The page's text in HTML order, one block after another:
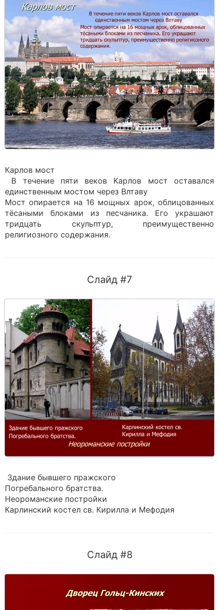
Карлов мост
В течение пяти веков Карлов мост оставался
единственным мостом через Влтаву
Мост опирается на 16 мощных арок, облицованных
тёсаными блоками из песчаника. Его украшают
тридцать скульптур, преимущественно
религиозного содержания.
Слайд #7
Здание бывшего пражского
Погребального братства.
Неороманские постройки
Карлинский костел св. Кирилла и Мефодия
Слайд #8